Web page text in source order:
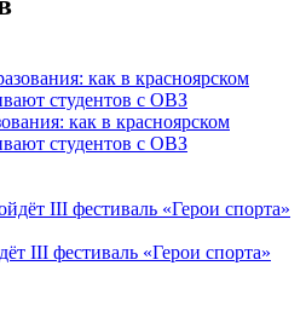
как в красноярском
студентов с ОВЗ
III фестиваль «Герои спорта»